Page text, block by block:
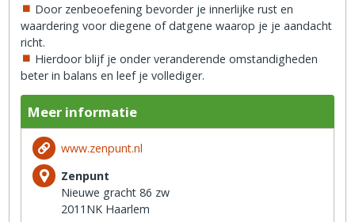
Door zenbeoefening bevorder je innerlijke rust en
waardering voor diegene of datgene waarop je je aandacht
richt.
Hierdoor blijf je onder veranderende omstandigheden
beter in balans en leef je vollediger.
Meer informatie
www.zenpunt.nl
Zenpunt
Nieuwe gracht 86 zw
2011NK Haarlem